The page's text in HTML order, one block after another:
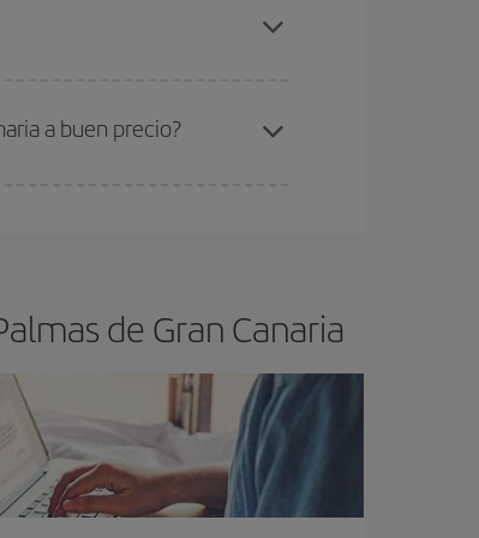
de Gran Canaria-dest
a buen precio?
de Gran Canaria